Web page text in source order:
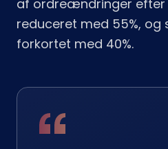
af ordreændringer efter
reduceret med 55%, og
forkortet med 40%.